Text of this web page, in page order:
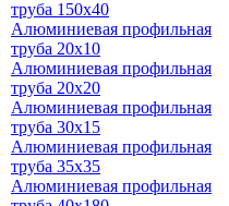
труба 150х40
Алюминиевая профильная
труба 20х10
Алюминиевая профильная
труба 20х20
Алюминиевая профильная
труба 30х15
Алюминиевая профильная
труба 35х35
Алюминиевая профильная